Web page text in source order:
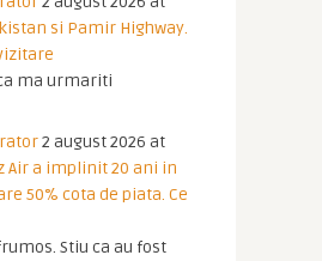
si Pamir Highway.
ma urmariti
2 august 2026 at
Air a implinit 20 ani in
50% cota de piata. Ce
Stiu ca au fost